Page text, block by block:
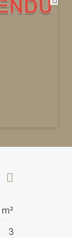
3